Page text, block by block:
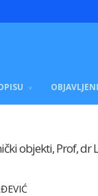
objekti, Prof, dr